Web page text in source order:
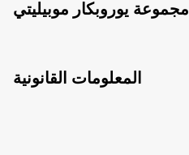
مجموعة يوروبكار موبيليتي
المعلومات القانونية